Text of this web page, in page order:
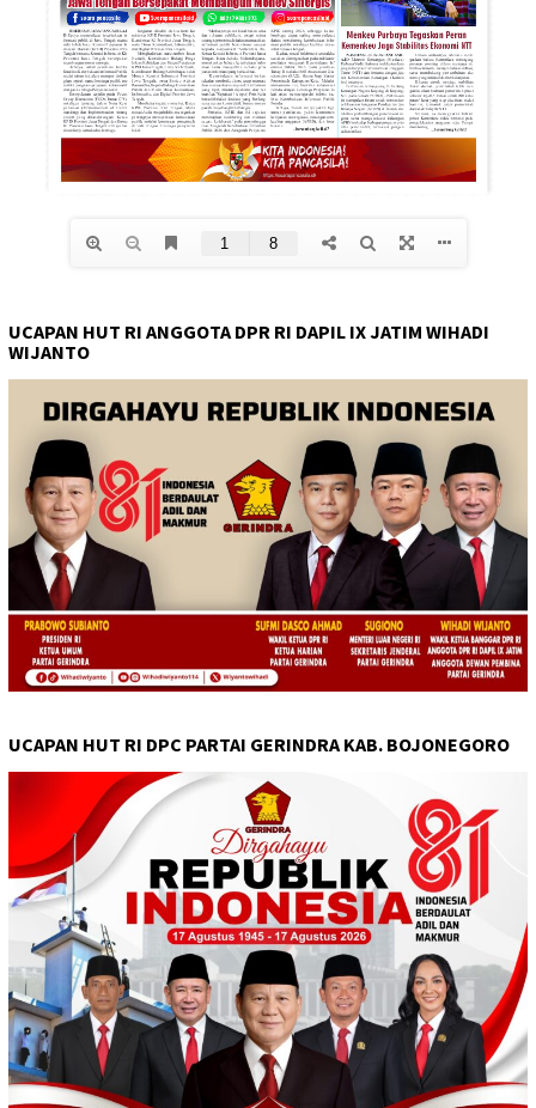
UCAPAN HUT RI ANGGOTA DPR RI DAPIL IX JATIM WIHADI
WIJANTO
UCAPAN HUT RI DPC PARTAI GERINDRA KAB. BOJONEGORO